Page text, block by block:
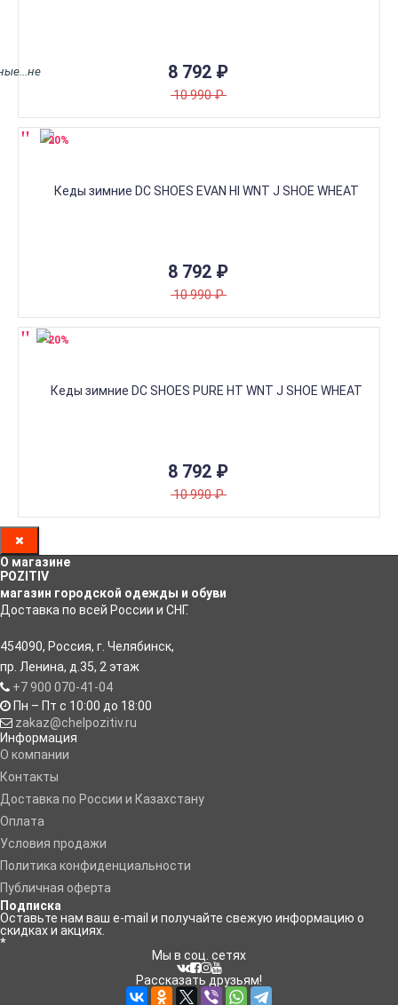
8 792 ₽
10 990₽
8 792 ₽
10 990₽
-20%
8 792 ₽
10 990₽
-20%
О магазине
POZITIV
магазин городской одежды и обуви
Доставка по всей России и СНГ.
454090, Россия, г. Челябинск,
пр. Ленина, д.35, 2 этаж
+7 900 070-41-04
Пн – Пт с 10:00 до 18:00
zakaz@chelpozitiv.ru
Информация
O компании
Контакты
Доставка по России и Казахстану
Оплата
Условия продажи
Политика конфиденциальности
Публичная оферта
Подписка
Оставьте нам ваш e-mail и получайте свежую информацию о
скидках и акциях.
*
Мы в соц. сетях
Рассказать друзьям!